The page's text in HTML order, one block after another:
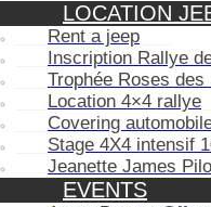
LOCATION
Rent a jeep
Inscription Rallye
Trophée Roses des
Location 4×4 rallye
Covering
Stage 4X4 intensif
Jeanette James
EVENTS